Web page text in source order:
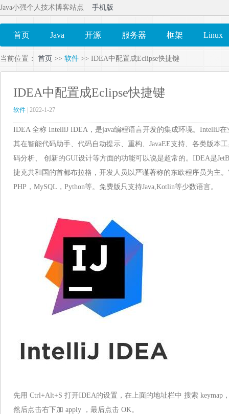
Java小强个人技术博客站点 手机版
首页 Java 开源 服务器 框架 Linux
当前位置： 首页 >> 软件 >> IDEA中配置成Eclipse快捷键
IDEA中配置成Eclipse快捷键
软件 | 2022-1-27
IDEA 全称 IntelliJ IDEA，是java编程语言开发的集成环境。IntelliJ
其在智能代码助手、代码自动提示、重构、JavaEE支持、各类版本
码分析、 创新的GUI设计等方面的功能可以说是超常的。IDEA是
捷克共和国的首都布拉格，开发人员以严谨著称的东欧程序员为主
PHP，MySQL，Python等。免费版只支持Java,Kotlin等少数语言。
先用 Ctrl+Alt+S 打开IDEA的设置，在上面的地址栏中 搜索 keymap
然后点击右下加 apply ，最后点击 OK。